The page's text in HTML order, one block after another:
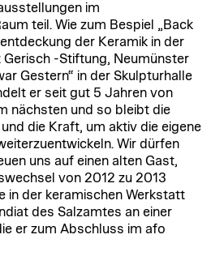
im
teil. Wie zum Bespiel „Back
der Keramik in der
Gerisch -Stiftung, Neumünster
Gestern“ in der Skulpturhalle
er seit gut 5 Jahren von
nächsten und so bleibt die
die Kraft, um aktiv die eigene
Wir dürfen
uns auf einen alten Gast,
von 2012 zu 2013
in der keramischen Werkstatt
des Salzamtes an einer
er zum Abschluss im afo